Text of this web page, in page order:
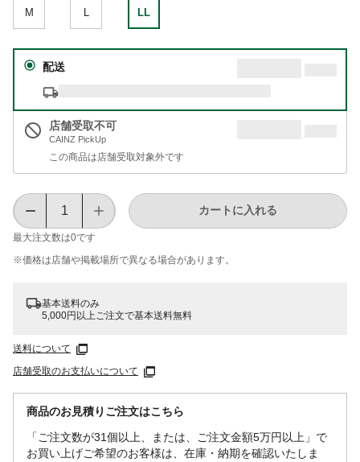
M LL
配送
店舗受取不可
CAINZ PickUp
この商品は店舗受取対象外です
最大注文数は0です
カートに入れる
※価格は​店舗や​掲載場所で​異なる​場合が​あります。
基本送料のみ
5,000円以上ご注文で基本送料無料
送料について
店舗受取のお支払いについて
商品のお見積りご注文はこちら
「ご注文数が31個以上、または、ご注文金額5万円以上」で
お買い上げご希望のお客様は、在庫・納期を確認いたしま